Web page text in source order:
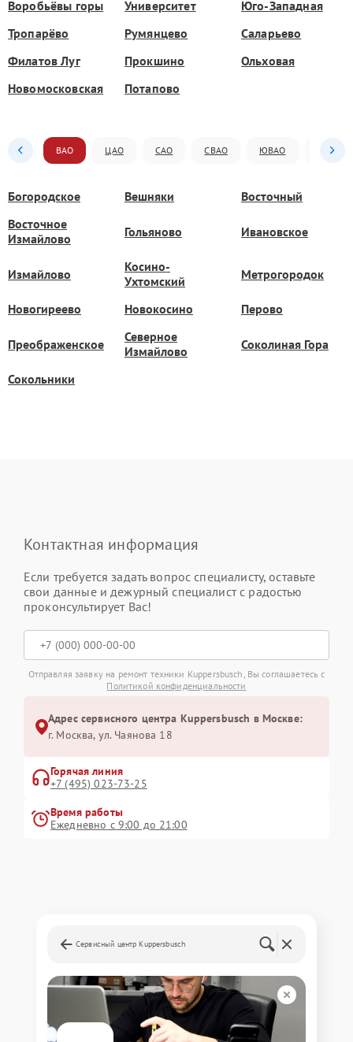
Воробьёвы горы Университет
Юго-Западная
Тропарёво
Румянцево
Саларьево
Филатов Луг
Прокшино
Ольховая
Новомосковская
Потапово
ВАО ЦАО САО СВАО ЮВАО ЮАО
Богородское Вешняки
Восточный
Восточное
Измайлово
Гольяново Ивановское
Измайлово
Косино-
Ухтомский
Метрогородок
Новогиреево Новокосино Перово
Преображенское
Северное
Измайлово
Соколиная Гора
Сокольники
Контактная информация
Если требуется задать вопрос специалисту, оставьте
свои данные и дежурный специалист с радостью
проконсультирует Вас!
Отправляя заявку на ремонт техники Kuppersbusch, Вы соглашаетесь с
Политикой конфиденциальности
Адрес сервисного центра Kuppersbusch в Москве:
г. Москва, ул. Чаянова 18
Горячая линия
+7 (495) 023-73-25
Время работы
Ежедневно с 9:00 до 21:00
Сервисный центр Kuppersbusch